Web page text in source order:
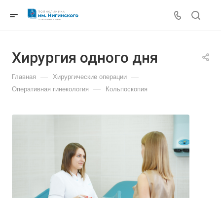
Хирургия одного дня
Главная — Хирургические операции —
Оперативная гинекология — Кольпоскопия